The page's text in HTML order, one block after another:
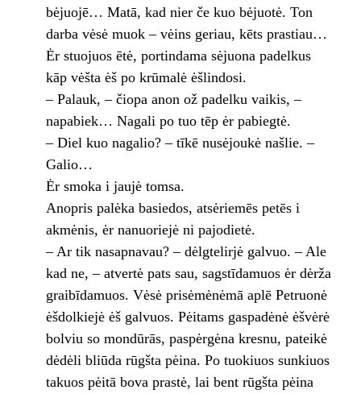
bėjuojē… Matā, kad nier če kuo bėjuotė. Ton
darba vėsė muok – vėins geriau, kēts prastiau…
Ėr stuojuos ētė, portindama sėjuona padelkus
kāp vėšta ėš po krūmalė ėšlindosi.
– Palauk, – čiopa anon ož padelku vaikis, –
napabiek… Nagali po tuo tēp ėr pabiegtė.
– Diel kuo nagalio? – tīkē nusėjoukė našlie. –
Galio…
Ėr smoka i jaujė tomsa.
Anopris palėka basiedos, atsėriemēs petēs i
akmėnis, ėr nanuoriejė ni pajodietė.
– Ar tik nasapnavau? – dėlgtelirjė galvuo. – Ale
kad ne, – atvertė pats sau, sagstīdamuos ėr dėrža
graibīdamuos. Vėsė prisėmėnėmā aplē Petruonė
ėšdolkiejė ėš galvuos. Pėitams gaspadėnė ėšvėrė
bolviu so mondūrās, paspėrgėna kresnu, pateikė
dėdėli bliūda rūgšta pėina. Po tuokiuos sunkiuos
takuos pėitā bova prastė, lai bent rūgšta pėina